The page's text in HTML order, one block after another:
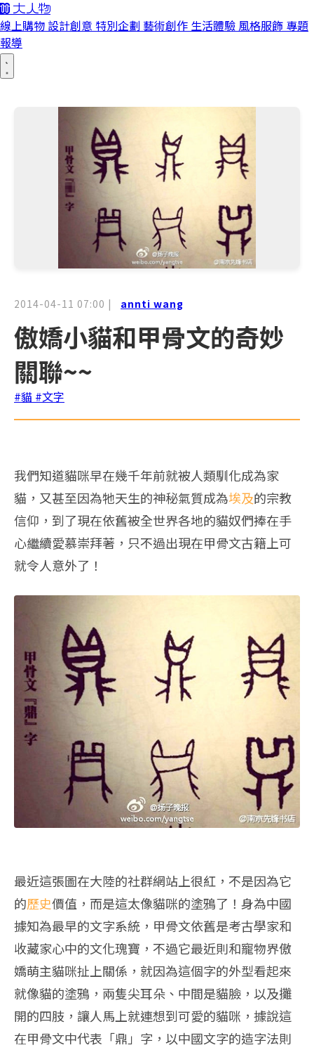
線上購物 設計創意 特別企劃 藝術創作 生活體驗 風格服飾 專題
報導
2014-04-11 07:00 | annti wang
傲嬌小貓和甲骨文的奇妙
關聯~~
#貓 #文字
我們知道貓咪早在幾千年前就被人類馴化成為家
貓，又甚至因為牠天生的神秘氣質成為埃及的宗教
信仰，到了現在依舊被全世界各地的貓奴們捧在手
心繼續愛慕崇拜著，只不過出現在甲骨文古籍上可
就令人意外了！
最近這張圖在大陸的社群網站上很紅，不是因為它
的歷史價值，而是這太像貓咪的塗鴉了！身為中國
據知為最早的文字系統，甲骨文依舊是考古學家和
收藏家心中的文化瑰寶，不過它最近則和寵物界傲
嬌萌主貓咪扯上關係，就因為這個字的外型看起來
就像貓的塗鴉，兩隻尖耳朵、中間是貓臉，以及攤
開的四肢，讓人馬上就連想到可愛的貓咪，據說這
在甲骨文中代表「鼎」字，以中國文字的造字法則